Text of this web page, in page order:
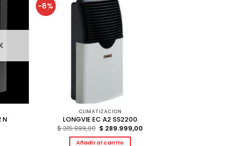
N
-8%
CLIMATIZACION
LONGVIE EC A2 SS2200
$315.999,00 El
precio
original
$ 289.999,00El
Añadir al carrito